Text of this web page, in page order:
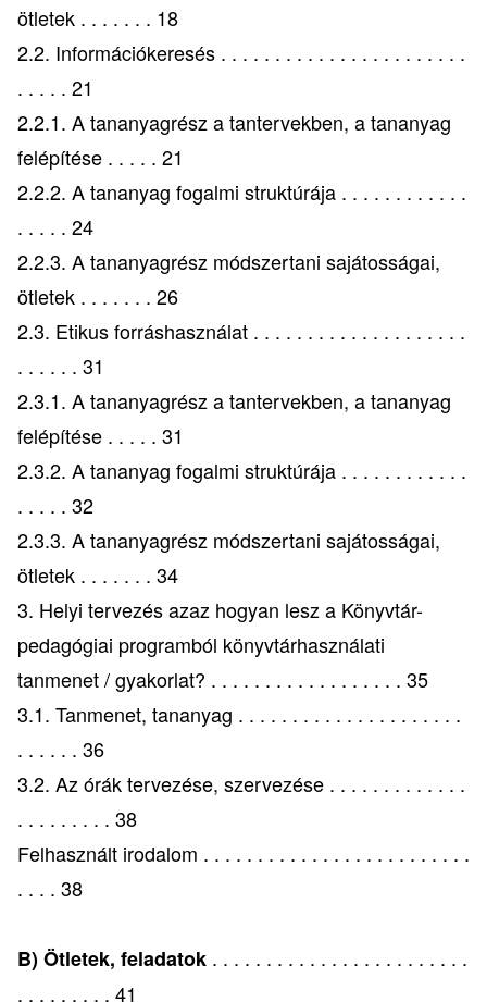
ötletek . . . . . . . 18
2.2. Információkeresés . . . . . . . . . . . . . . . . . . . . . . .
. . . . . 21
2.2.1. A tananyagrész a tantervekben, a tananyag
felépítése . . . . . 21
2.2.2. A tananyag fogalmi struktúrája . . . . . . . . . . . .
. . . . . 24
2.2.3. A tananyagrész módszertani sajátosságai,
ötletek . . . . . . . 26
2.3. Etikus forráshasználat . . . . . . . . . . . . . . . . . . . .
. . . . . . 31
2.3.1. A tananyagrész a tantervekben, a tananyag
felépítése . . . . . 31
2.3.2. A tananyag fogalmi struktúrája . . . . . . . . . . . .
. . . . . 32
2.3.3. A tananyagrész módszertani sajátosságai,
ötletek . . . . . . . 34
3. Helyi tervezés azaz hogyan lesz a Könyvtár-
pedagógiai programból könyvtárhasználati
tanmenet / gyakorlat? . . . . . . . . . . . . . . . . . . 35
3.1. Tanmenet, tananyag . . . . . . . . . . . . . . . . . . . . .
. . . . . . 36
3.2. Az órák tervezése, szervezése . . . . . . . . . . . . .
. . . . . . . . . 38
Felhasznált irodalom . . . . . . . . . . . . . . . . . . . . . . . . .
. . . . 38
B) Ötletek, feladatok . . . . . . . . . . . . . . . . . . . . . . . .
. . . . . . . . . 41